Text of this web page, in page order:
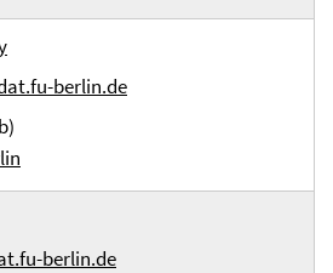
berlin.de
berlin.de